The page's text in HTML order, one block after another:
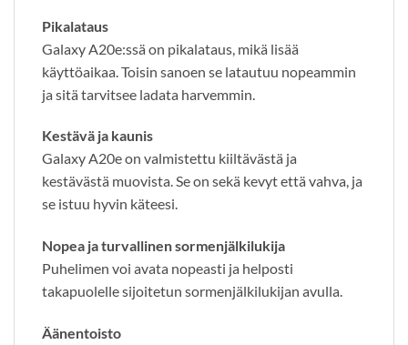
Pikalataus
Galaxy A20e:ssä on pikalataus, mikä lisää
käyttöaikaa. Toisin sanoen se latautuu nopeammin
ja sitä tarvitsee ladata harvemmin.
Kestävä ja kaunis
Galaxy A20e on valmistettu kiiltävästä ja
kestävästä muovista. Se on sekä kevyt että vahva, ja
se istuu hyvin käteesi.
Nopea ja turvallinen sormenjälkilukija
Puhelimen voi avata nopeasti ja helposti
takapuolelle sijoitetun sormenjälkilukijan avulla.
Äänentoisto